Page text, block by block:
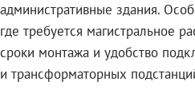
административные здания.
где требуется магистральное
сроки монтажа и удобство
и трансформаторных